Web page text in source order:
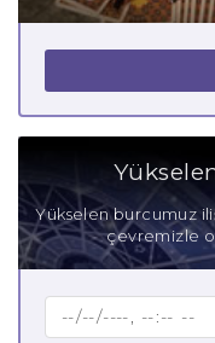
Yükselen burcumuz
çevremizle